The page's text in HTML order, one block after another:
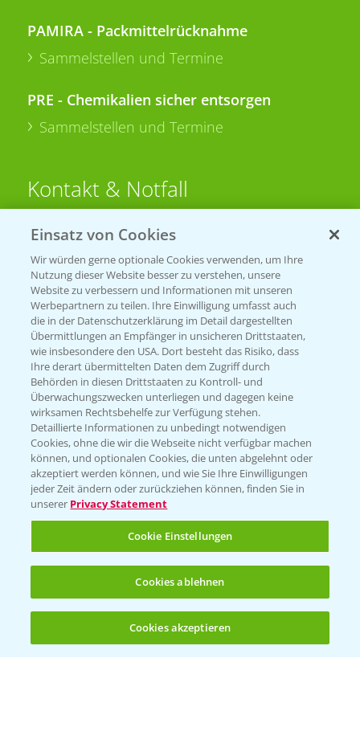
(noch 4)
PAMIRA - Packmittelrücknahme
Sammelstellen und Termine
PRE - Chemikalien sicher entsorgen
Sammelstellen und Termine
Kontakt & Notfall
Beratung auf WhatsApp
T.+49 (0)174 346 564 1
KONTAKT
Hilfe in Notfällen
T.+49 (0)214/30-20220
Folgen Sie uns
Allgemeine Nutzungsbedingungen
Datenschutzerklärung
Einsatz von Cookies
Wir würden gerne optionale Cookies verwenden, um Ihre
Nutzung dieser Website besser zu verstehen, unsere
Website zu verbessern und Informationen mit unseren
Werbepartnern zu teilen. Ihre Einwilligung umfasst auch
die in der Datenschutzerklärung im Detail dargestellten
Übermittlungen an Empfänger in unsicheren Drittstaaten,
wie insbesondere den USA. Dort besteht das Risiko, dass
Ihre derart übermittelten Daten dem Zugriff durch
Behörden in diesen Drittstaaten zu Kontroll- und
Überwachungszwecken unterliegen und dagegen keine
wirksamen Rechtsbehelfe zur Verfügung stehen.
Detaillierte Informationen zu unbedingt notwendigen
Cookies, ohne die wir die Webseite nicht verfügbar machen
können, und optionalen Cookies, die unten abgelehnt oder
akzeptiert werden können, und wie Sie Ihre Einwilligungen
jeder Zeit ändern oder zurückziehen können, finden Sie in
unserer Privacy Statement
Cookie Einstellungen
Cookies ablehnen
Cookies akzeptieren